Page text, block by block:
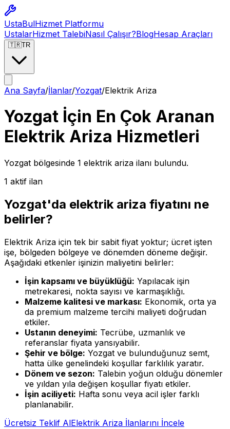
UstaBulHizmet Platformu
UstalarHizmet TalebiNasıl Çalışır?BlogHesap Araçları
🇹🇷TR
Ana Sayfa/İlanlar/Yozgat/Elektrik Ariza
Yozgat İçin En Çok Aranan
Elektrik Ariza Hizmetleri
Yozgat bölgesinde 1 elektrik ariza ilanı bulundu.
1 aktif ilan
Yozgat'da elektrik ariza fiyatını ne
belirler?
Elektrik Ariza için tek bir sabit fiyat yoktur; ücret işten
işe, bölgeden bölgeye ve dönemden döneme değişir.
Aşağıdaki etkenler işinizin maliyetini belirler:
İşin kapsamı ve büyüklüğü: Yapılacak işin
metrekaresi, nokta sayısı ve karmaşıklığı.
Malzeme kalitesi ve markası: Ekonomik, orta ya
da premium malzeme tercihi maliyeti doğrudan
etkiler.
Ustanın deneyimi: Tecrübe, uzmanlık ve
referanslar fiyata yansıyabilir.
Şehir ve bölge: Yozgat ve bulunduğunuz semt,
hatta ülke genelindeki koşullar farklılık yaratır.
Dönem ve sezon: Talebin yoğun olduğu dönemler
ve yıldan yıla değişen koşullar fiyatı etkiler.
İşin aciliyeti: Hafta sonu veya acil işler farklı
planlanabilir.
Ücretsiz Teklif AlElektrik Ariza İlanlarını İncele